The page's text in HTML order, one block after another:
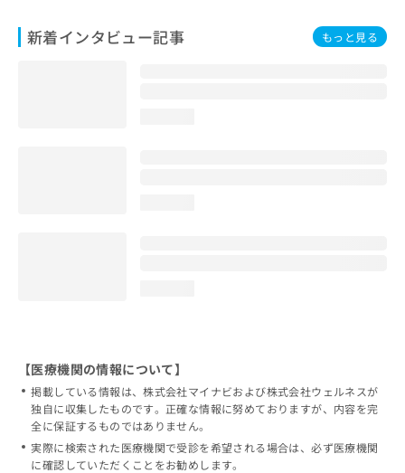
新着インタビュー記事 もっと見る
【医療機関の情報について】
掲載している情報は、株式会社マイナビおよび株式会社ウェルネスが
独自に収集したものです。正確な情報に努めておりますが、内容を完
全に保証するものではありません。
実際に検索された医療機関で受診を希望される場合は、必ず医療機関
に確認していただくことをお勧めします。